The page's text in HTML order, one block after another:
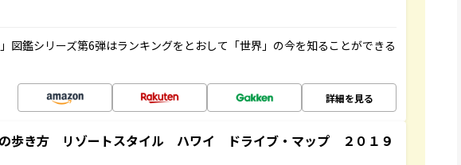
」図鑑シリーズ第6弾はランキングをとおして「世界」の今を知ることができる
詳細を見る
歩き方 リゾートスタイル ハワイ ドライブ・マップ ２０１９